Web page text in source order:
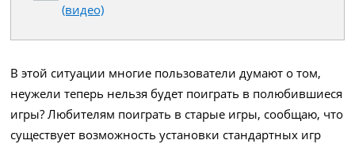
(видео)
В этой ситуации многие пользователи думают о том,
неужели теперь нельзя будет поиграть в полюбившиеся
игры? Любителям поиграть в старые игры, сообщаю, что
существует возможность установки стандартных игр